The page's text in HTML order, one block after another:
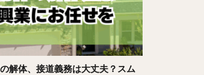
解体、接道義務は大丈夫？スム